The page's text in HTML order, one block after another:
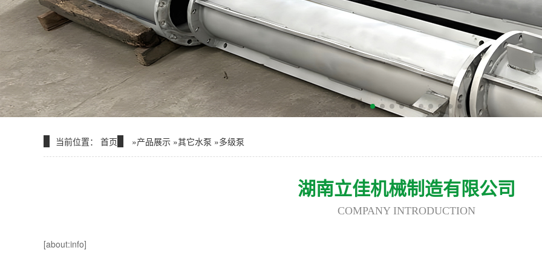
当前位置： 首页 »产品展示 »其它水泵 »多级泵
湖南立佳机械制造有限公司
COMPANY INTRODUCTION
[about:info]